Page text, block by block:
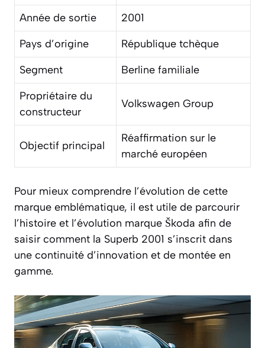
Année de sortie
2001
Pays d’origine
République tchèque
Segment
Berline familiale
Propriétaire du
constructeur
Volkswagen Group
Objectif principal
Réaffirmation sur le
marché européen
Pour mieux comprendre l’évolution de cette
marque emblématique, il est utile de parcourir
l’histoire et l’évolution marque Škoda afin de
saisir comment la Superb 2001 s’inscrit dans
une continuité d’innovation et de montée en
gamme.